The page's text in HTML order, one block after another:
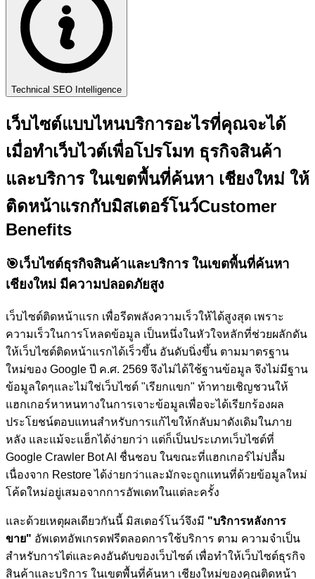
Technical SEO Intelligence
เว็บไซต์แบบไหนบริการอะไรที่คุณจะได้
เมื่อทำเว็บไวต์เพื่อโปรโมท ธุรกิจสินค้า
และบริการ ในเขตพื้นที่ค้นหา เชียงใหม่ ให้
ติดหน้าแรกกับมิสเตอร์โนว์Customer
Benefits
🎯เว็บไซต์ธุรกิจสินค้าและบริการ ในเขตพื้นที่ค้นหา
เชียงใหม่ มีความปลอดภัยสูง
เว็บไซต์ติดหน้าแรก เพื่อรีดพลังความเร็วให้ได้สูงสุด เพราะ
ความเร็วในการโหลดข้อมูล เป็นหนึ่งในหัวใจหลักที่ช่วยผลักดัน
ให้เว็บไซต์ติดหน้าแรกได้เร็วขึ้น อันดับนิ่งขึ้น ตามมาตรฐาน
ใหม่ของ Google ปี ค.ศ. 2569 จึงไม่ได้ใช้ฐานข้อมูล จึงไม่มีฐาน
ข้อมูลใดๆและไม่ใช่เว็บไซต์ "เรียกแขก" ท้าทายเชิญชวนให้
แฮกเกอร์หาหนทางในการเจาะข้อมูลเพื่อจะได้เรียกร้องผล
ประโยชน์ตอบแทนสำหรับการแก้ไขให้กลับมาดังเดิมในภาย
หลัง และแม้จะแฮ็กได้ง่ายกว่า แต่ก็เป็นประเภทเว็บไซต์ที่
Google Crawler Bot AI ชื่นชอบ ในขณะที่แฮกเกอร์ไม่ปลื้ม
เนื่องจาก Restore ได้ง่ายกว่าและมักจะถูกแทนที่ด้วยข้อมูลใหม่
โค้ดใหม่อยู่เสมอจากการอัพเดทในแต่ละครั้ง
และด้วยเหตุผลเดียวกันนี้ มิสเตอร์โนว์จึงมี "บริการหลังการ
ขาย" อัพเดทอัพเกรดฟรีตลอดการใช้บริการ ตาม ความจำเป็น
สำหรับการไต่และคงอันดับของเว็บไซต์ เพื่อทำให้เว็บไซต์ธุรกิจ
สินค้าและบริการ ในเขตพื้นที่ค้นหา เชียงใหม่ของคุณติดหน้า